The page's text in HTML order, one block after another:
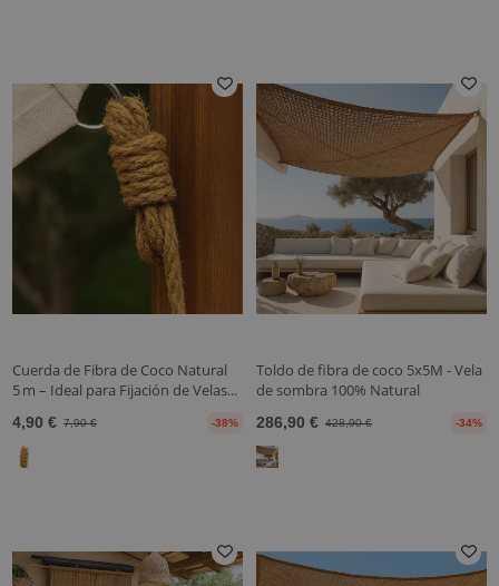
Cuerda de Fibra de Coco Natural
5 m – Ideal para Fijación de Velas...
4,90 € 7,90 € -38%
Toldo de fibra de coco 5x5M - Vela
de sombra 100% Natural
286,90 € 428,90 € -34%